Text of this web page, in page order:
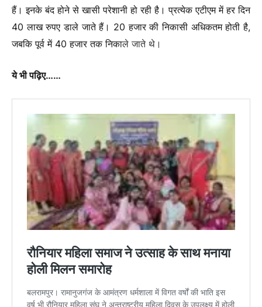
हैं। इनके बंद होने से खासी परेशानी हो रही है। प्रत्येक एटीएम में हर दिन
40 लाख रुपए डाले जाते हैं। 20 हजार की निकासी अधिकतम होती है,
जबकि पूर्व में 40 हजार तक निकाले जाते थे।
ये भी पढ़िए……